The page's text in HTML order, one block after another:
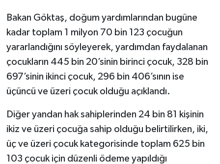
Bakan Göktaş, doğum yardımlarından bugüne
kadar toplam 1 milyon 70 bin 123 çocuğun
yararlandığını söyleyerek, yardımdan faydalanan
çocukların 445 bin 20’sinin birinci çocuk, 328 bin
697’sinin ikinci çocuk, 296 bin 406’sının ise
üçüncü ve üzeri çocuk olduğu açıklandı.
Diğer yandan hak sahiplerinden 24 bin 81 kişinin
ikiz ve üzeri çocuğa sahip olduğu belirtilirken, iki,
üç ve üzeri çocuk kategorisinde toplam 625 bin
103 çocuk için düzenli ödeme yapıldığı